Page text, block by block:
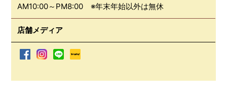
AM10:00～PM8:00 ※年末年始以外は無休
店舗メディア